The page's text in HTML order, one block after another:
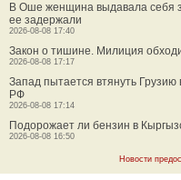
В Оше женщина выдавала себя
ее задержали
2026-08-08 17:40
Закон о тишине. Милиция
2026-08-08 17:17
Запад пытается втянуть
РФ
2026-08-08 17:14
Подорожает ли бензин в
2026-08-08 16:50
Новости